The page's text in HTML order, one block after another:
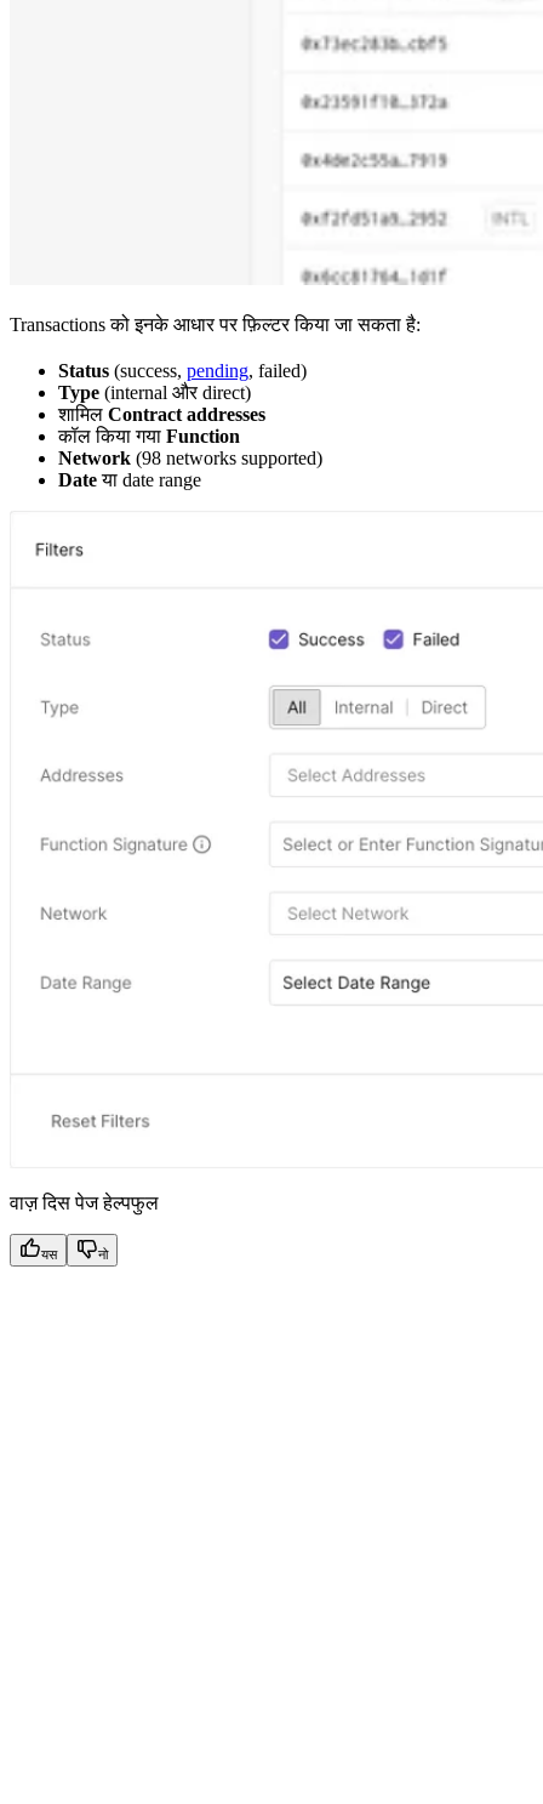
Transactions को इनके आधार पर फ़िल्टर किया जा सकता है:
Status (success, pending, failed)
Type (internal और direct)
शामिल Contract addresses
कॉल किया गया Function
Network (98 networks supported)
Dateया date range
वाज़ दिस पेज हेल्पफुल
यस नो